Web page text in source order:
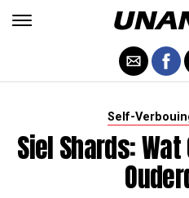
Self-
Siel Shards: